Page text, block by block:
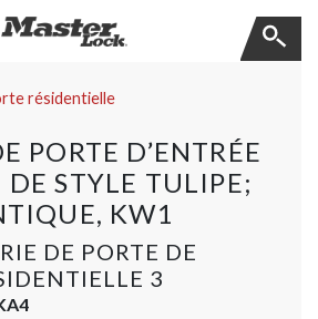
résidentielle
PORTE D’ENTRÉE
STYLE TULIPE;
KW1
DE PORTE DE
3